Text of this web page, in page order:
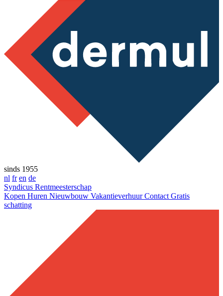
sinds 1955
nl fr en de
Syndicus Rentmeesterschap
Kopen Huren Nieuwbouw VakantieverhuurContact Gratis
schatting